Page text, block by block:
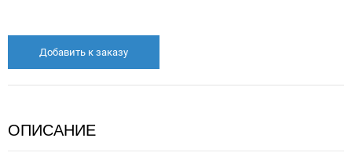
Добавить к заказу
ОПИСАНИЕ